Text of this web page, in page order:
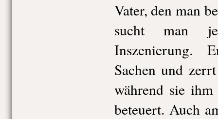
Vater, den man
sucht man
Inszenierung.
Sachen und
während sie
beteuert. Auch